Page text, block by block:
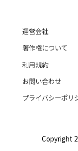
運営会社
著作権について
利用規約
お問い合わせ
プライバシーポリ
Copyright